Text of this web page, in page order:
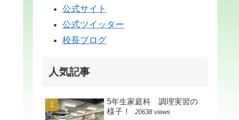
公式サイト
公式ツイッター
校長ブログ
人気記事
5年生家庭科 調理実習の
様子！
20638 views